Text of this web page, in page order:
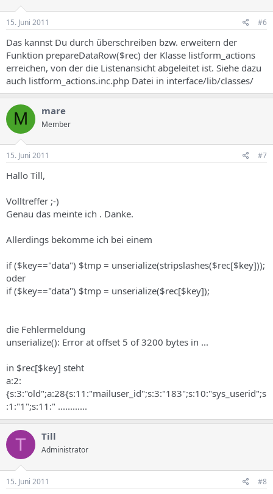
15. Juni 2011 #6
Das kannst Du durch überschreiben bzw. erweitern der
Funktion prepareDataRow($rec) der Klasse listform_actions
erreichen, von der die Listenansicht abgeleitet ist. Siehe dazu
auch listform_actions.inc.php Datei in interface/lib/classes/
M mare
Member
15. Juni 2011 #7
Hallo Till,
Volltreffer ;-)
Genau das meinte ich . Danke.
Allerdings bekomme ich bei einem
if ($key=="data") $tmp = unserialize(stripslashes($rec[$key]));
oder
if ($key=="data") $tmp = unserialize($rec[$key]);
die Fehlermeldung
unserialize(): Error at offset 5 of 3200 bytes in ...
in $rec[$key] steht
a:2:
{s:3:"old";a:28{s:11:"mailuser_id";s:3:"183";s:10:"sys_userid";s
:1:"1";s:11:" ............
T Till
Administrator
15. Juni 2011 #8